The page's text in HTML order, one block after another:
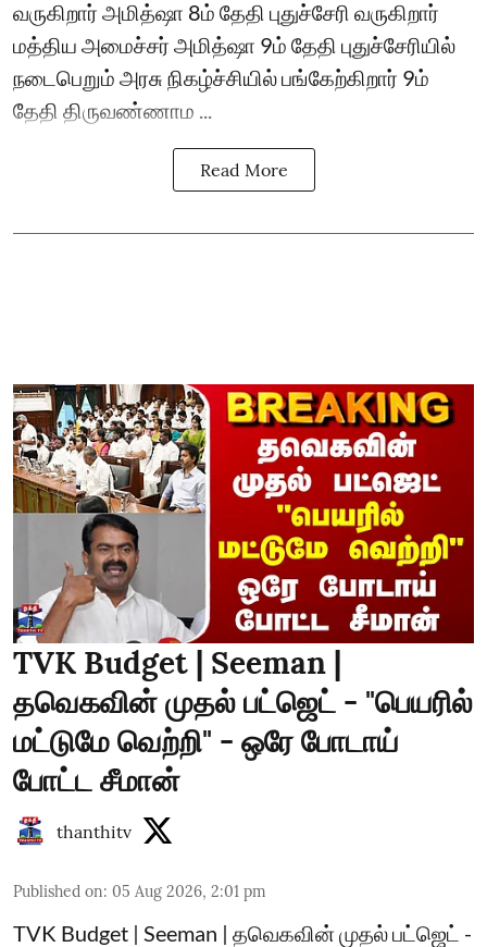
வருகிறார் அமித்ஷா 8ம் தேதி புதுச்சேரி வருகிறார்
மத்திய அமைச்சர் அமித்ஷா 9ம் தேதி புதுச்சேரியில்
நடைபெறும் அரசு நிகழ்ச்சியில் பங்கேற்கிறார் 9ம்
தேதி திருவண்ணாம ...
Read More
TVK Budget | Seeman |
தவெகவின் முதல் பட்ஜெட் - "பெயரில்
மட்டுமே வெற்றி" - ஒரே போடாய்
போட்ட சீமான்
thanthitv
Published on: 05 Aug 2026, 2:01 pm
TVK Budget | Seeman | தவெகவின் முதல் பட்ஜெட் -